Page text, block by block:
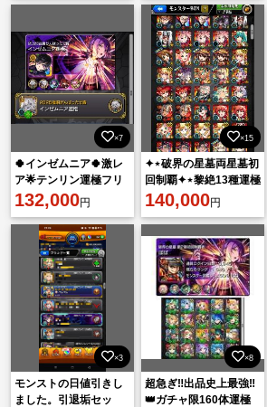
×7
🍀インゼムニア🍀激レ
ア🌟テンリン運極フリ
ーレンコラボガチャ源
132,000円
×15
✦︎⋆破界の星墓両星墓初
回制覇✦︎⋆黎絶13種運極
✦︎⋆アムネディア所持
✦︎⋆チェルノボグ運極
✦︎⋆
140,000円
×3
モンストの日値引きし
ました。引退垢セッ
×8
超急ぎ‼️出品史上最強‼️
👑ガチャ限160体運極